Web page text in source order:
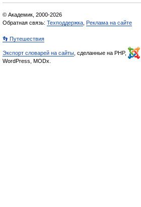
© Академик, 2000-2026
Обратная связь: Техподдержка Реклама на сайте
👣 Путешествия
Экспорт словарей на сайты , сделанные на PHP,
WordPress, MODx.